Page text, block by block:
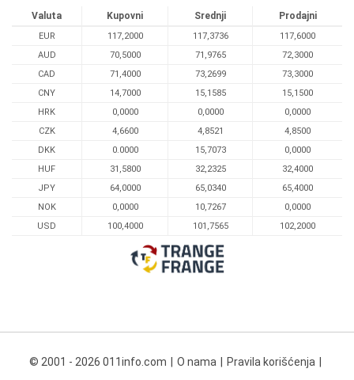
Valuta Kupovni Srednji Prodajni
EUR 117,2000 117,3736
117,6000
AUD
70,5000 71,9765
72,3000
CAD
71,4000 73,2699
73,3000
CNY
14,7000 15,1585
15,1500
HRK
0,0000 0,0000
0,0000
CZK
4,6600 4,8521
4,8500
DKK
0.0000 15,7073
0,0000
HUF
31,5800 32,2325
32,4000
JPY
64,0000 65,0340
65,4000
NOK
0,0000 10,7267
0,0000
USD
100,4000 101,7565 102,2000
© 2001 - 2026 011info.com O nama Pravila korišćenja